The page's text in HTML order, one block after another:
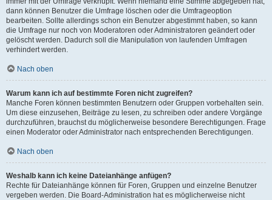
dann können Benutzer die Umfrage löschen oder die Umfrageoption
bearbeiten. Sollte allerdings schon ein Benutzer abgestimmt haben, so kann
die Umfrage nur noch von Moderatoren oder Administratoren geändert oder
gelöscht werden. Dadurch soll die Manipulation von laufenden Umfragen
verhindert werden.
Nach oben
Warum kann ich auf bestimmte Foren nicht zugreifen?
Manche Foren können bestimmten Benutzern oder Gruppen vorbehalten sein.
Um diese einzusehen, Beiträge zu lesen, zu schreiben oder andere Vorgänge
durchzuführen, brauchst du möglicherweise besondere Berechtigungen. Frage
einen Moderator oder Administrator nach entsprechenden Berechtigungen.
Nach oben
Weshalb kann ich keine Dateianhänge anfügen?
Rechte für Dateianhänge können für Foren, Gruppen und einzelne Benutzer
vergeben werden. Die Board-Administration hat es möglicherweise nicht